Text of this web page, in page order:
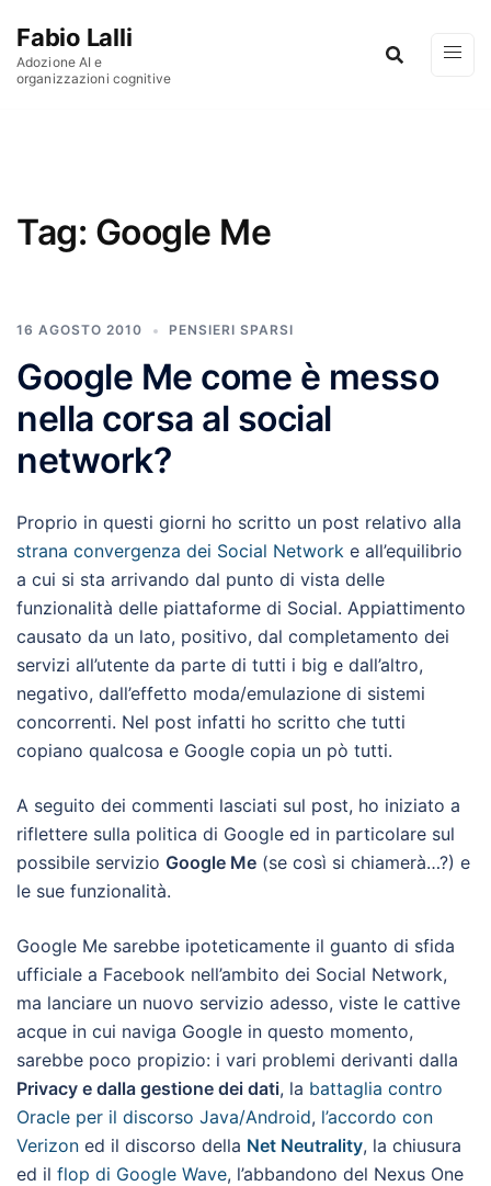
Fabio Lalli
Adozione AI e
organizzazioni cognitive
Tag: Google Me
16 AGOSTO 2010 PENSIERI SPARSI
Google Me come è messo
nella corsa al social
network?
Proprio in questi giorni ho scritto un post relativo alla
strana convergenza dei Social Network e all’equilibrio
a cui si sta arrivando dal punto di vista delle
funzionalità delle piattaforme di Social. Appiattimento
causato da un lato, positivo, dal completamento dei
servizi all’utente da parte di tutti i big e dall’altro,
negativo, dall’effetto moda/emulazione di sistemi
concorrenti. Nel post infatti ho scritto che tutti
copiano qualcosa e Google copia un pò tutti.
A seguito dei commenti lasciati sul post, ho iniziato a
riflettere sulla politica di Google ed in particolare sul
possibile servizio Google Me (se così si chiamerà…?) e
le sue funzionalità.
Google Me sarebbe ipoteticamente il guanto di sfida
ufficiale a Facebook nell’ambito dei Social Network,
ma lanciare un nuovo servizio adesso, viste le cattive
acque in cui naviga Google in questo momento,
sarebbe poco propizio: i vari problemi derivanti dalla
Privacy e dalla gestione dei dati, la battaglia contro
Oracle per il discorso Java/Android, l’accordo con
Verizon ed il discorso della Net Neutrality, la chiusura
ed il flop di Google Wave, l’abbandono del Nexus One